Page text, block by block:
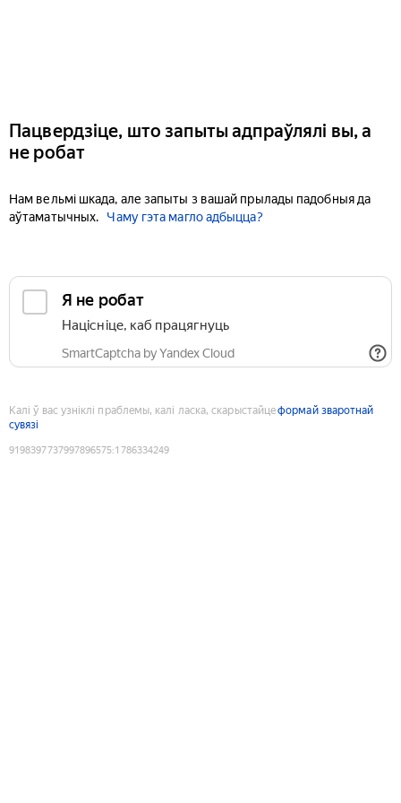
Пацвердзіце, што запыты адпраўлялі вы, а
не робат
Нам вельмі шкада, але запыты з вашай прылады падобныя да
аўтаматычных.
Чаму гэта магло адбыцца?
Я не робат
Націсніце, каб працягнуць
SmartCaptcha by Yandex Cloud
Калі ў вас узніклі праблемы, калі ласка, скарыстайцеформай зваротнай
сувязі
9198397737997896575:1786334249